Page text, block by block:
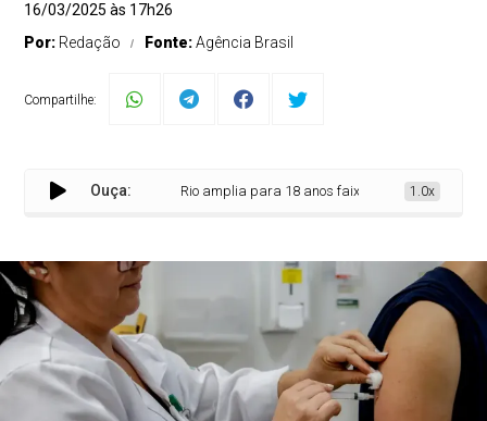
16/03/2025 às 17h26
Por: Redação Fonte:Agência Brasil
Compartilhe:
Ouça: Rio amplia para 18 anos faixa etária para vacinação
1.0x